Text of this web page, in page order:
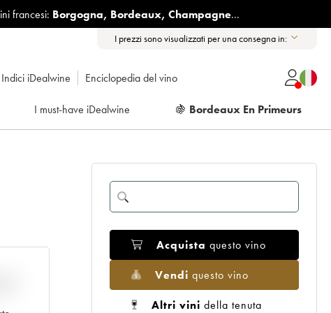
francesi: Borgogna, Bordeaux, Champagne...
I prezzi sono visualizzati per una consegna in:
Indici iDealwine Enciclopedia del vino
I must-have iDealwine 🍇 Bordeaux En Primeurs
Acquista questo vino
Vendi questo vino
Altri vini della tenuta